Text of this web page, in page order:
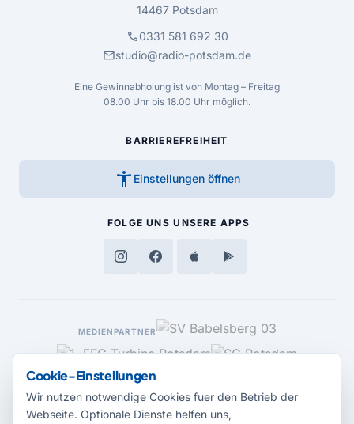
14467 Potsdam
call0331 581 692 30
mailstudio@radio-potsdam.de
Eine Gewinnabholung ist von Montag – Freitag
08.00 Uhr bis 18.00 Uhr möglich.
BARRIEREFREIHEIT
accessibility_new Einstellungen öffnen
FOLGE UNS UNSERE APPS
MEDIENPARTNER
Cookie-Einstellungen
Wir nutzen notwendige Cookies fuer den Betrieb der
Webseite. Optionale Dienste helfen uns,